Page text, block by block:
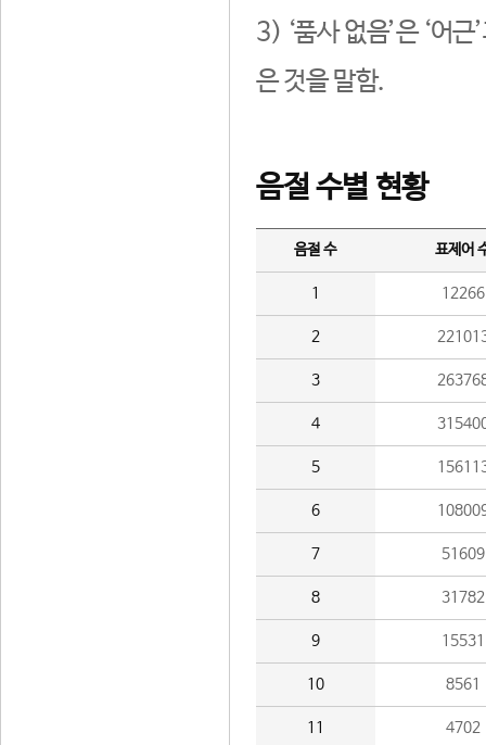
3) ‘품사 없음’은 ‘어
은 것을 말함.
음절 수별 현황
음절 수 표제어
1 12266
2
3
4
5
6
7 51609
8 31782
9 15531
10 8561
11 4702